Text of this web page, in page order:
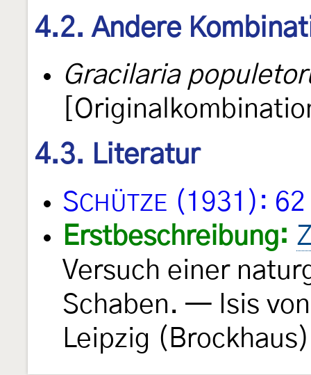
4.2. Andere
Gracilaria
4.3. Literatur
SCHÜTZE (1931): 62
Erstbeschreibung:
Versuch einer
Schaben. — Isis
Leipzig